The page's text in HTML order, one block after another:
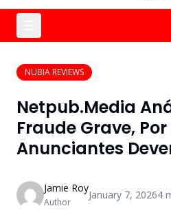
NUBIA REVIEWS
Netpub.Media
Fraude Grave,
Anunciantes
Jamie Roy
Author
January 7, 20264